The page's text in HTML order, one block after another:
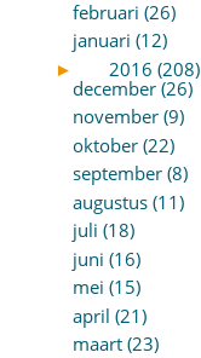
februari (26)
januari (12)
►
2016 (208)
december (26)
november (9)
oktober (22)
september (8)
augustus (11)
juli (18)
juni (16)
mei (15)
april (21)
maart (23)